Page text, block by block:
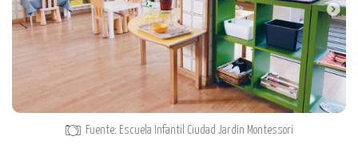
Fuente: Escuela Infantil Ciudad Jardín Montessori